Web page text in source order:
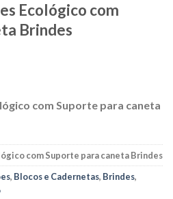
Ecológico com
Brindes
com Suporte para caneta
com Suporte para caneta Brindes
, Blocos e Cadernetas, Brindes,